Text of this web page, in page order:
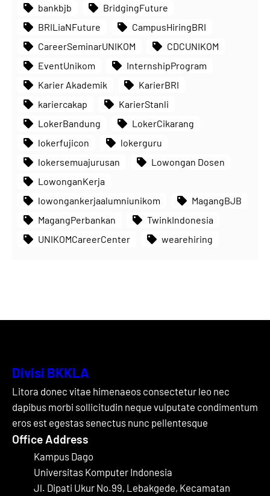
bankbjb
BridgingFuture
BRILiaNFuture
CampusHiringBRI
CareerSeminarUNIKOM
CDCUNIKOM
EventUnikom
InternshipProgram
Karier Akademik
KarierBRI
kariercakap
KarierStanli
LokerBandung
LokerCikarang
lokerfujicon
lokerguru
lokersemuajurusan
Lowongan Dosen
LowonganKerja
lowongankerjaalumniunikom
MagangBJB
MagangPerbankan
TwinkIndonesia
UNIKOMCareerCenter
wearehiring
Divisi BKKLA
Litora donec vitae himenaeos consectetur leo nec
dapibus morbi sollicitudin neque vulputate condimentum
eros est egestas senectus nunc pellentesque
Office Address
Kampus Dago
Universitas Komputer Indonesia
Jl. Dipati Ukur No.99, Lebakgede, Kecamatan